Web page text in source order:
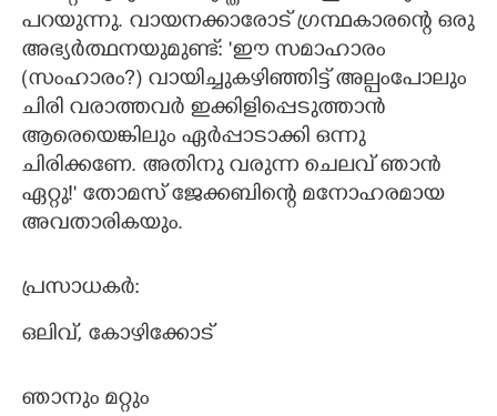
പറയുന്നു. വായനക്കാരോട് ഗ്രന്ഥകാരന്റെ ഒരു
അഭ്യർത്ഥനയുമുണ്ട്: 'ഈ സമാഹാരം
(സംഹാരം?​)​ വായിച്ചുകഴിഞ്ഞിട്ട് അല്പംപോലും
ചിരി വരാത്തവർ ഇക്കിളിപ്പെടുത്താൻ
ആരെയെങ്കിലും ഏർപ്പാടാക്കി ഒന്നു
ചിരിക്കണേ. അതിനു വരുന്ന ചെലവ് ‍ഞാൻ
ഏറ്റു!" തോമസ് ജേക്കബിന്റെ മനോഹരമായ
അവതാരികയും.
പ്രസാധകർ:
ഒലിവ്,​ കോഴിക്കോട്
ഞാനും മറ്റും